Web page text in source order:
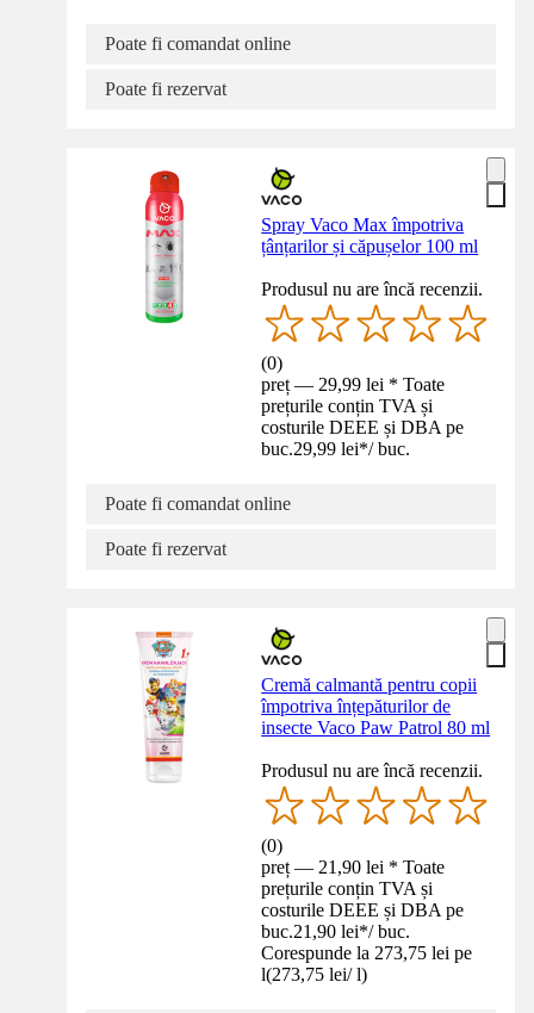
Poate fi comandat online
Poate fi rezervat
Spray Vaco Max împotriva
țânțarilor și căpușelor 100 ml
Produsul nu are încă recenzii.
(0)
preț — 29,99 lei * Toate
prețurile conțin TVA și
costurile DEEE și DBA pe
buc.29,99 lei*/ buc.
Poate fi comandat online
Poate fi rezervat
Cremă calmantă pentru copii
împotriva înțepăturilor de
insecte Vaco Paw Patrol 80 ml
Produsul nu are încă recenzii.
(0)
preț — 21,90 lei * Toate
prețurile conțin TVA și
costurile DEEE și DBA pe
buc.21,90 lei*/ buc.
Corespunde la 273,75 lei pe
l(273,75 lei/ l)